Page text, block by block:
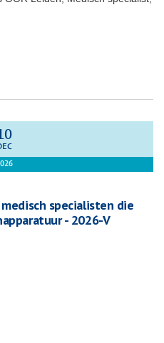
specialisten die
- 2026-V